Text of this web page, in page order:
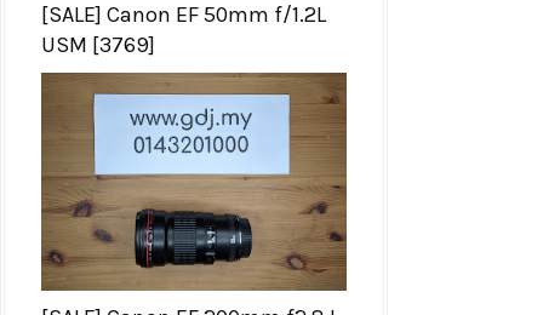
[SALE] Canon EF 50mm f/1.2L
USM [3769]